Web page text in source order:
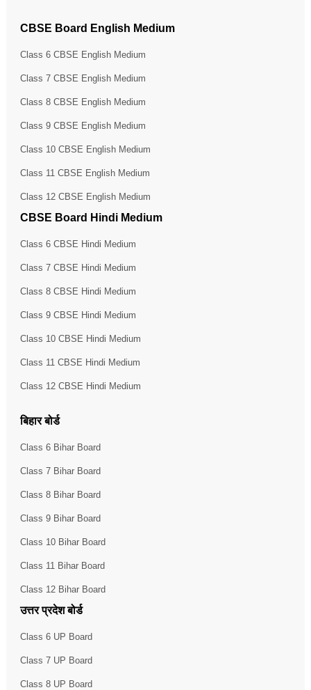
CBSE Board English Medium
Class 6 CBSE English Medium
Class 7 CBSE English Medium
Class 8 CBSE English Medium
Class 9 CBSE English Medium
Class 10 CBSE English Medium
Class 11 CBSE English Medium
Class 12 CBSE English Medium
CBSE Board Hindi Medium
Class 6 CBSE Hindi Medium
Class 7 CBSE Hindi Medium
Class 8 CBSE Hindi Medium
Class 9 CBSE Hindi Medium
Class 10 CBSE Hindi Medium
Class 11 CBSE Hindi Medium
Class 12 CBSE Hindi Medium
बिहार बोर्ड
Class 6 Bihar Board
Class 7 Bihar Board
Class 8 Bihar Board
Class 9 Bihar Board
Class 10 Bihar Board
Class 11 Bihar Board
Class 12 Bihar Board
उत्तर प्रदेश बोर्ड
Class 6 UP Board
Class 7 UP Board
Class 8 UP Board